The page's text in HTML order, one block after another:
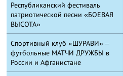
Республиканский фестиваль
патриотической песни «БОЕВАЯ
ВЫСОТА»
Спортивный клуб «ШУРАВИ» –
футбольные МАТЧИ ДРУЖБЫ в
России и Афганистане